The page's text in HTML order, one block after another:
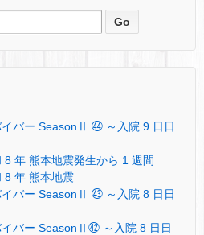
イバー SeasonⅡ ㊹ ～入院 9 日日
8 年 熊本地震発生から 1 週間
8 年 熊本地震
イバー SeasonⅡ ㊸ ～入院 8 日日
バー SeasonⅡ㊷ ～入院 8 日日